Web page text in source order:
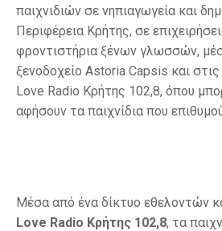
παιχνιδιών σε νηπιαγωγεία και
Περιφέρεια Κρήτης, σε
φροντιστήρια ξένων γλωσσών,
ξενοδοχείο Astoria Capsis και
Love Radio Κρήτης 102,8, όπου
αφήσουν τα παιχνίδια που
Μέσα από ένα δίκτυο εθελοντών
Love Radio Kρήτης 102,8, τα